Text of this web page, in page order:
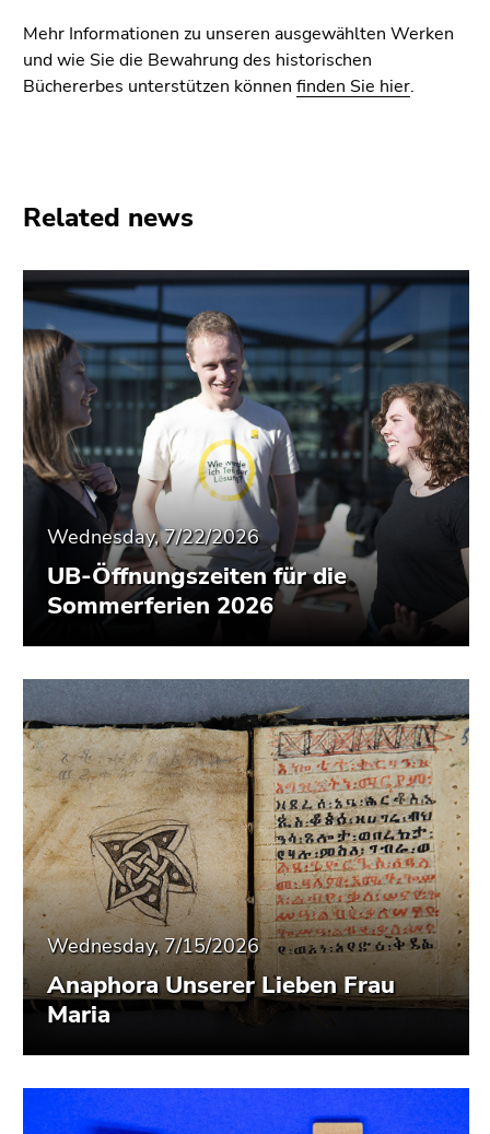
Mehr Informationen zu unseren ausgewählten Werken
und wie Sie die Bewahrung des historischen
Büchererbes unterstützen können finden Sie hier.
Related news
Wednesday, 7/22/2026
UB-Öffnungszeiten für die
Sommerferien 2026
Wednesday, 7/15/2026
Anaphora Unserer Lieben Frau
Maria